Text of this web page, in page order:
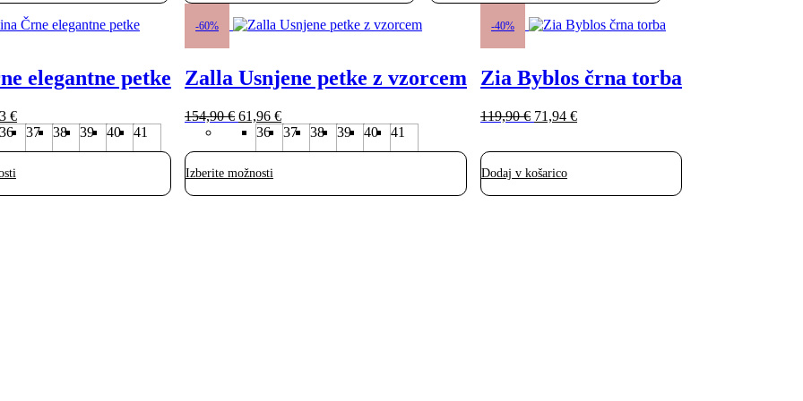
elegantne petke
€.
€Trenutna
cena
36 37 38 39 40 41
-60%
Zalla Usnjene petke z vzorcem
154,90€ Izvirna
cena
154,90 €.
61,96 €Trenutna
cena
36 37 38 39 40 41
Izberite možnosti
izdelek
različic.
Možnosti
izberete
strani
izdelka
-40%
Zia Byblos črna torba
119,90€ Izvirna
119,90 €.
71,94 €Trenutna
Dodaj v košarico